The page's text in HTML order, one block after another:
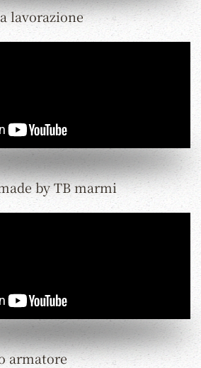
lavorazione
by TB marmi
armatore